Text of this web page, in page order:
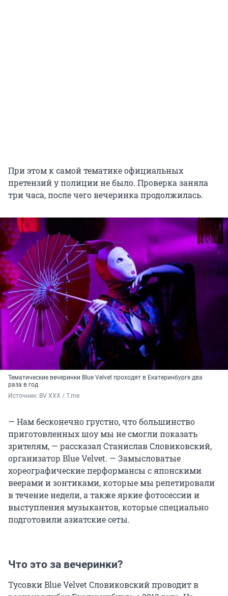
При этом к самой тематике официальных
претензий у полиции не было. Проверка заняла
три часа, после чего вечеринка продолжилась.
Тематические вечеринки Blue Velvet проходят в Екатеринбурге два
раза в год
Источник: BV XXX / T.me
— Нам бесконечно грустно, что большинство
приготовленных шоу мы не смогли показать
зрителям, — рассказал Станислав Словиковский,
организатор Blue Velvet. — Замысловатые
хореографические перформансы с японскими
веерами и зонтиками, которые мы репетировали
в течение недели, а также яркие фотосессии и
выступления музыкантов, которые специально
подготовили азиатские сеты.
Что это за вечеринки?
Тусовки Blue Velvet Словиковский проводит в